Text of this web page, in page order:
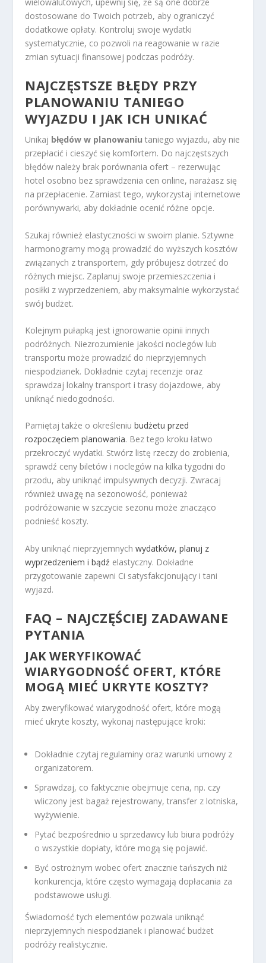
dostosowane do Twoich potrzeb, aby ograniczyć
dodatkowe opłaty. Kontroluj swoje wydatki
systematycznie, co pozwoli na reagowanie w razie
zmian sytuacji finansowej podczas podróży.
NAJCZĘSTSZE BŁĘDY PRZY
PLANOWANIU TANIEGO
WYJAZDU I JAK ICH UNIKAĆ
Unikaj błędów w planowaniu taniego wyjazdu, aby nie
przepłacić i cieszyć się komfortem. Do najczęstszych
błędów należy brak porównania ofert – rezerwując
hotel osobno bez sprawdzenia cen online, narażasz się
na przepłacenie. Zamiast tego, wykorzystaj internetowe
porównywarki, aby dokładnie ocenić różne opcje.
Szukaj również elastyczności w swoim planie. Sztywne
harmonogramy mogą prowadzić do wyższych kosztów
związanych z transportem, gdy próbujesz dotrzeć do
różnych miejsc. Zaplanuj swoje przemieszczenia i
posiłki z wyprzedzeniem, aby maksymalnie wykorzystać
swój budżet.
Kolejnym pułapką jest ignorowanie opinii innych
podróżnych. Niezrozumienie jakości noclegów lub
transportu może prowadzić do nieprzyjemnych
niespodzianek. Dokładnie czytaj recenzje oraz
sprawdzaj lokalny transport i trasy dojazdowe, aby
uniknąć niedogodności.
Pamiętaj także o określeniubudżetu przed
rozpoczęciem planowania. Bez tego kroku łatwo
przekroczyć wydatki. Stwórz listę rzeczy do zrobienia,
sprawdź ceny biletów i noclegów na kilka tygodni do
przodu, aby uniknąć impulsywnych decyzji. Zwracaj
również uwagę na sezonowość, ponieważ
podróżowanie w szczycie sezonu może znacząco
podnieść koszty.
Aby uniknąć nieprzyjemnychwydatków, planuj z
wyprzedzeniem i bądź elastyczny. Dokładne
przygotowanie zapewni Ci satysfakcjonujący i tani
wyjazd.
FAQ – NAJCZĘŚCIEJ ZADAWANE
PYTANIA
JAK WERYFIKOWAĆ
WIARYGODNOŚĆ OFERT, KTÓRE
MOGĄ MIEĆ UKRYTE KOSZTY?
Aby zweryfikować wiarygodność ofert, które mogą
mieć ukryte koszty, wykonaj następujące kroki:
Dokładnie czytaj regulaminy oraz warunki umowy z
organizatorem.
Sprawdzaj, co faktycznie obejmuje cena, np. czy
wliczony jest bagaż rejestrowany, transfer z lotniska,
wyżywienie.
Pytać bezpośrednio u sprzedawcy lub biura podróży
o wszystkie dopłaty, które mogą się pojawić.
Być ostrożnym wobec ofert znacznie tańszych niż
konkurencja, które często wymagają dopłacania za
podstawowe usługi.
Świadomość tych elementów pozwala uniknąć
nieprzyjemnych niespodzianek i planować budżet
podróży realistycznie.